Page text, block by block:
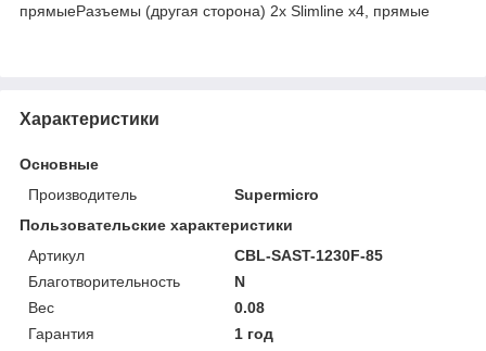
прямыеРазъемы (другая сторона) 2x Slimline x4, прямые
Характеристики
Основные
Производитель
Supermicro
Пользовательские характеристики
Артикул
CBL-SAST-1230F-85
Благотворительность
N
Вес
0.08
Гарантия
1 год